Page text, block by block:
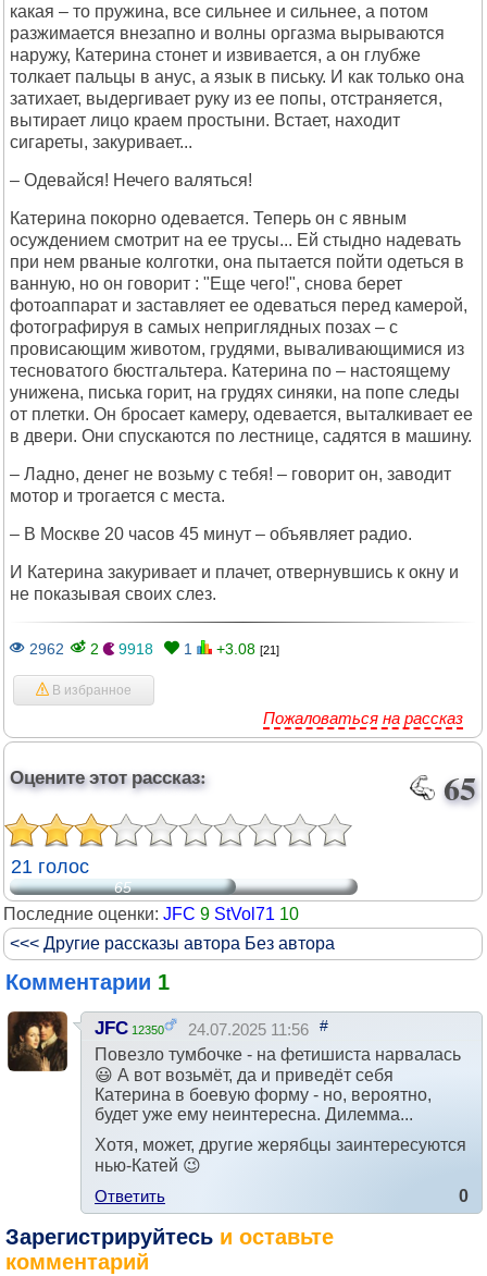
какая – то пружина, все сильнее и сильнее, а потом
разжимается внезапно и волны оргазма вырываются
наружу, Катерина стонет и извивается, а он глубже
толкает пальцы в анус, а язык в письку. И как только она
затихает, выдергивает руку из ее попы, отстраняется,
вытирает лицо краем простыни. Встает, находит
сигареты, закуривает...
– Одевайся! Нечего валяться!
Катерина покорно одевается. Теперь он с явным
осуждением смотрит на ее трусы... Ей стыдно надевать
при нем рваные колготки, она пытается пойти одеться в
ванную, но он говорит : "Еще чего!", снова берет
фотоаппарат и заставляет ее одеваться перед камерой,
фотографируя в самых неприглядных позах – с
провисающим животом, грудями, вываливающимися из
тесноватого бюстгальтера. Катерина по – настоящему
унижена, писька горит, на грудях синяки, на попе следы
от плетки. Он бросает камеру, одевается, выталкивает ее
в двери. Они спускаются по лестнице, садятся в машину.
– Ладно, денег не возьму с тебя! – говорит он, заводит
мотор и трогается с места.
– В Москве 20 часов 45 минут – объявляет радио.
И Катерина закуривает и плачет, отвернувшись к окну и
не показывая своих слез.
2962 2 9918 1 +3.08 [21]
В избранное
Пожаловаться на рассказ
Оцените этот рассказ: 65
21 голос
65
Последние оценки: JFC 9 StVol71 10
<<< Другие рассказы автора Без автора
Комментарии 1
JFC 12350 24.07.2025 11:56 #
Повезло тумбочке - на фетишиста нарвалась
😃 А вот возьмёт, да и приведёт себя
Катерина в боевую форму - но, вероятно,
будет уже ему неинтересна. Дилемма...
Хотя, может, другие жерябцы заинтересуются
нью-Катей 😉
Ответить
0
Зарегистрируйтесь и оставьте
комментарий